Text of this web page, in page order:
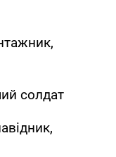
солдат